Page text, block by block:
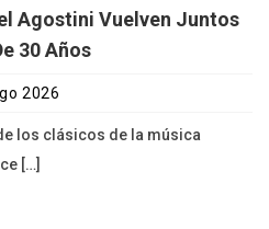
Agostini Vuelven Juntos
30 Años
2026
los clásicos de la música
[…]